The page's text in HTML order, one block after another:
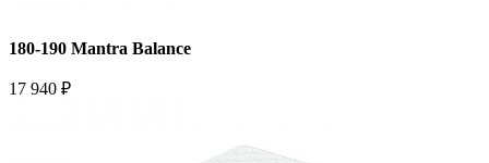
180-190 Mantra Balance
17 940 ₽